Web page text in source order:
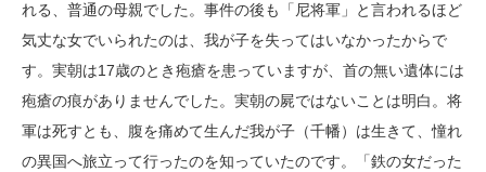
れる、普通の母親でした。事件の後も「尼将軍」と言われるほど
気丈な女でいられたのは、我が子を失ってはいなかったからで
す。実朝は17歳のとき疱瘡を患っていますが、首の無い遺体には
疱瘡の痕がありませんでした。実朝の屍ではないことは明白。将
軍は死すとも、腹を痛めて生んだ我が子（千幡）は生きて、憧れ
の異国へ旅立って行ったのを知っていたのです。「鉄の女だった